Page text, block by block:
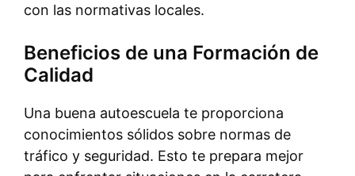
con las normativas locales.
Beneficios de una Formación de
Calidad
Una buena autoescuela te proporciona
conocimientos sólidos sobre normas de
tráfico y seguridad. Esto te prepara mejor